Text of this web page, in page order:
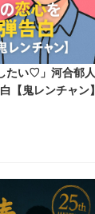
たい♡」河合郁人
【鬼レンチャン】